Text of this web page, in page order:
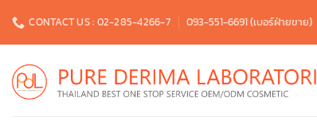
content
CONTACT US : 02-285-4266-7 093-551-6691 (เบอร์ฝ่ายขาย)